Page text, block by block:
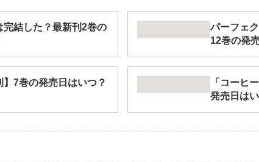
完結した？最新刊2巻の
パーフェ
12巻の発
7巻の発売日はいつ？
「コーヒ
発売日は